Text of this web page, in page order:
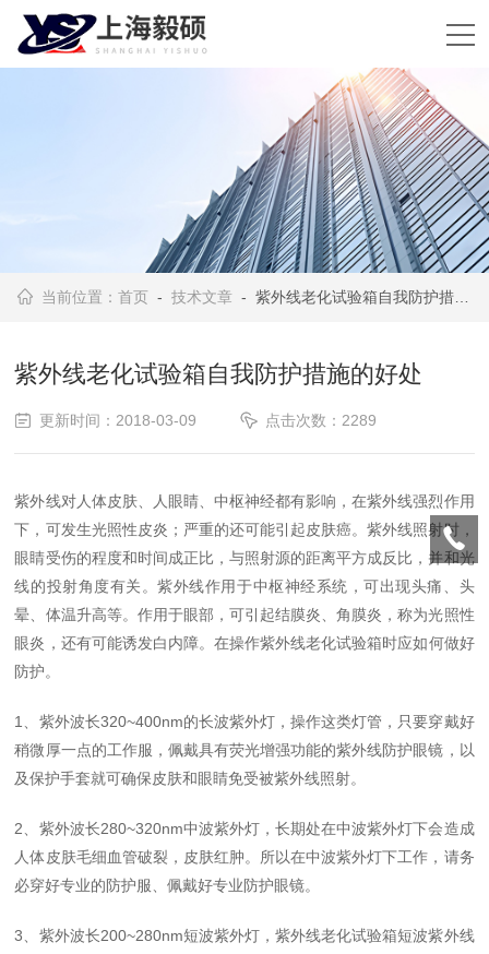
当前位置：首页 -技术文章 - 紫外线老化试验箱自我防护措施的好处
紫外线老化试验箱自我防护措施的好处
更新时间：2018-03-09 点击次数：2289
紫外线对人体皮肤、人眼睛、中枢神经都有影响，在紫外线强烈作用
下，可发生光照性皮炎；严重的还可能引起皮肤癌。紫外线照射时，
眼睛受伤的程度和时间成正比，与照射源的距离平方成反比，并和光
线的投射角度有关。紫外线作用于中枢神经系统，可出现头痛、头
晕、体温升高等。作用于眼部，可引起结膜炎、角膜炎，称为光照性
眼炎，还有可能诱发白内障。在操作紫外线老化试验箱时应如何做好
防护。
1 、紫外波长320~400nm的长波紫外灯，操作这类灯管，只要穿戴好
稍微厚一点的工作服，佩戴具有荧光增强功能的紫外线防护眼镜，以
及保护手套就可确保皮肤和眼睛免受被紫外线照射。
2 、紫外波长280~320nm中波紫外灯，长期处在中波紫外灯下会造成
人体皮肤毛细血管破裂，皮肤红肿。所以在中波紫外灯下工作，请务
必穿好专业的防护服、佩戴好专业防护眼镜。
3 、紫外波长200~280nm短波紫外灯，紫外线老化试验箱短波紫外线